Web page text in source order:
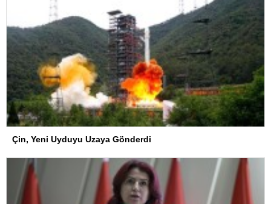
Çin, Yeni Uyduyu Uzaya Gönderdi